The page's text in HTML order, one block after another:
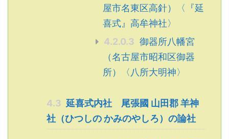
屋市名東区高針）〈『延
喜式』高牟神社〉
4.2.0.3 御器所八幡宮
（名古屋市昭和区御器
所）〈八所大明神〉
4.3 延喜式内社 尾張國 山田郡 羊神
社（ひつしの かみのやしろ）の論社